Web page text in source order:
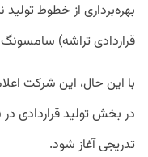
بهره‌برداری از خطوط
قراردادی تراشه)
با این حال، این شرکت
در بخش تولید قراردادی
تدریجی آغاز شود.